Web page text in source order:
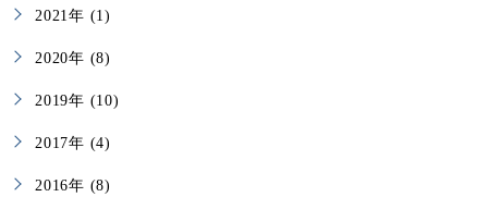
2021年 (1)
2020年 (8)
2019年 (10)
2017年 (4)
2016年 (8)